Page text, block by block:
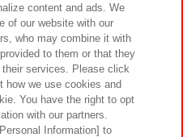
ティ サイトポリシー
クセシビリティ方針と検証結果
content and ads. We
of our website with our
who may combine it with
to them or that they
services. Please click
how we use cookies and
You have the right to opt
with our partners.
Information] to